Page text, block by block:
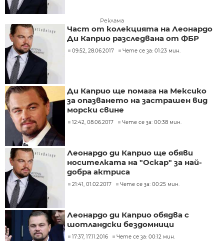
Реклама
Част от колекцията на Леонардо
Ди Каприо разследвана от ФБР
09:52, 28.06.2017 Чете се за: 01:23 мин.
Ди Каприо ще помага на Мексико
за опазването на застрашен вид
морски свине
12:42, 08.06.2017 Чете се за: 00:38 мин.
Леонардо ди Каприо ще обяви
носителката на "Оскар" за най-
добра актриса
21:41, 01.02.2017 Чете се за: 00:25 мин.
Леонардо ди Каприо обядва с
шотландски бездомници
17:37, 17.11.2016 Чете се за: 00:12 мин.